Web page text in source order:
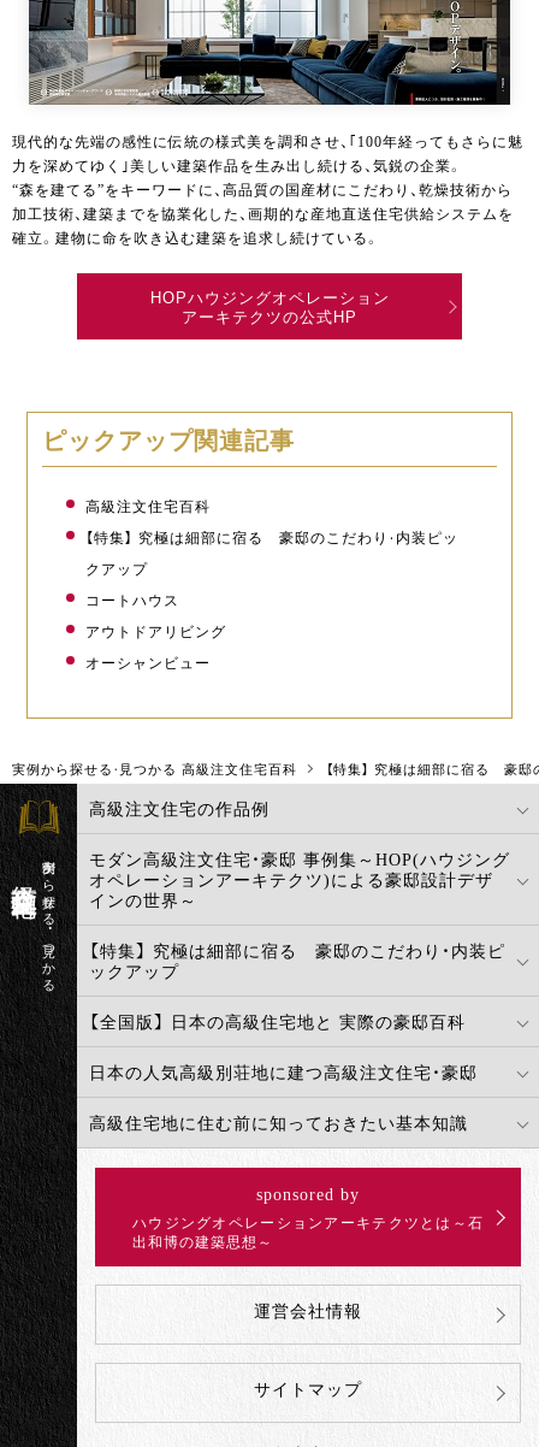
現代的な先端の感性に伝統の様式美を調和させ、｢100年経ってもさらに魅
力を深めてゆく｣美しい建築作品を生み出し続ける、気鋭の企業。
“森を建てる”をキーワードに、高品質の国産材にこだわり、乾燥技術から
加工技術、建築までを協業化した、画期的な産地直送住宅供給システムを
確立。建物に命を吹き込む建築を追求し続けている。
HOPハウジングオペレーション
アーキテクツの公式HP
ピックアップ関連記事
高級注文住宅百科
【特集】 究極は細部に宿る 豪邸のこだわり・内装ピッ
クアップ
コートハウス
アウトドアリビング
オーシャンビュー
実例から探せる・見つかる 高級注文住宅百科 【特集】 究極は細部に宿る 豪邸
実例から探せる・見つかる
高級注文住宅百科
高級注文住宅の作品例
モダン高級注文住宅・豪邸 事例集～HOP(ハウジング
オペレーションアーキテクツ)による豪邸設計デザ
インの世界～
【特集】 究極は細部に宿る 豪邸のこだわり・内装ピ
ックアップ
【全国版】 日本の高級住宅地と 実際の豪邸百科
日本の人気高級別荘地に建つ高級注文住宅・豪邸
高級住宅地に住む前に知っておきたい基本知識
sponsored by
ハウジングオペレーションアーキテクツとは～石
出和博の建築思想～
運営会社情報
サイトマップ